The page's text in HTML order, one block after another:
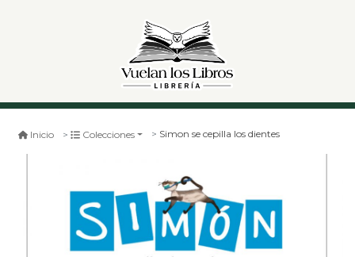
Inicio Colecciones Simon se cepilla los dientes